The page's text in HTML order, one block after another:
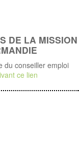
DE LA MISSION
du conseiller emploi
ce lien